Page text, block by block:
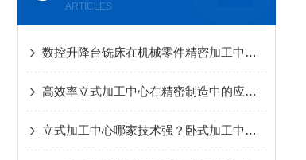
ARTICLES
数控升降台铣床在机械零件精密加工中的应用
高效率立式加工中心在精密制造中的应用与优势
立式加工中心哪家技术强？卧式加工中心哪家口碑好？龙门加工中心哪个品牌售后服务好？